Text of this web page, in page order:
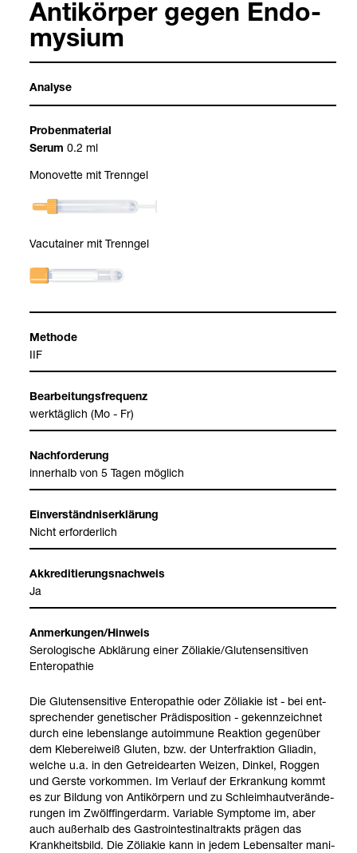
Anti­kör­per gegen Endo­
mysium
Ana­lyse
Pro­ben­ma­te­rial
Serum 0.2 ml
Mono­vette mit Trenn­gel
Vacu­tai­ner mit Trenn­gel
Methode
IIF
Bear­bei­tungs­fre­quenz
werk­täg­lich (Mo - Fr)
Nach­for­de­rung
inner­halb von 5 Tagen mög­lich
Ein­ver­ständ­nis­er­klä­rung
Nicht erfor­der­lich
Akkre­di­tie­rungs­nach­weis
Ja
Anmer­kun­gen/Hin­weis
Sero­lo­gi­sche Abklä­rung einer Zölia­kie/Glu­ten­sen­si­ti­ven
Ente­ro­pa­thie
Die Glu­ten­sen­si­tive Ente­ro­pa­thie oder Zölia­kie ist - bei ent­
spre­chen­der gene­ti­scher Prä­dis­po­si­tion - gekenn­zeich­net
durch eine lebens­lange auto­im­mune Reak­tion gegen­über
dem Kle­be­r­ei­weiß Glu­ten, bzw. der Unter­frak­tion Glia­din,
wel­che u.a. in den Getrei­de­ar­ten Wei­zen, Din­kel, Rog­gen
und Gerste vor­kom­men. Im Ver­lauf der Erkran­kung kommt
es zur Bil­dung von Anti­kör­pern und zu Schleim­haut­ver­än­de­
run­gen im Zwölf­fin­ger­darm. Varia­ble Sym­ptome im, aber
auch außer­halb des Gastro­in­te­sti­nal­trakts prä­gen das
Krank­heits­bild. Die Zölia­kie kann in jedem Lebens­al­ter mani­